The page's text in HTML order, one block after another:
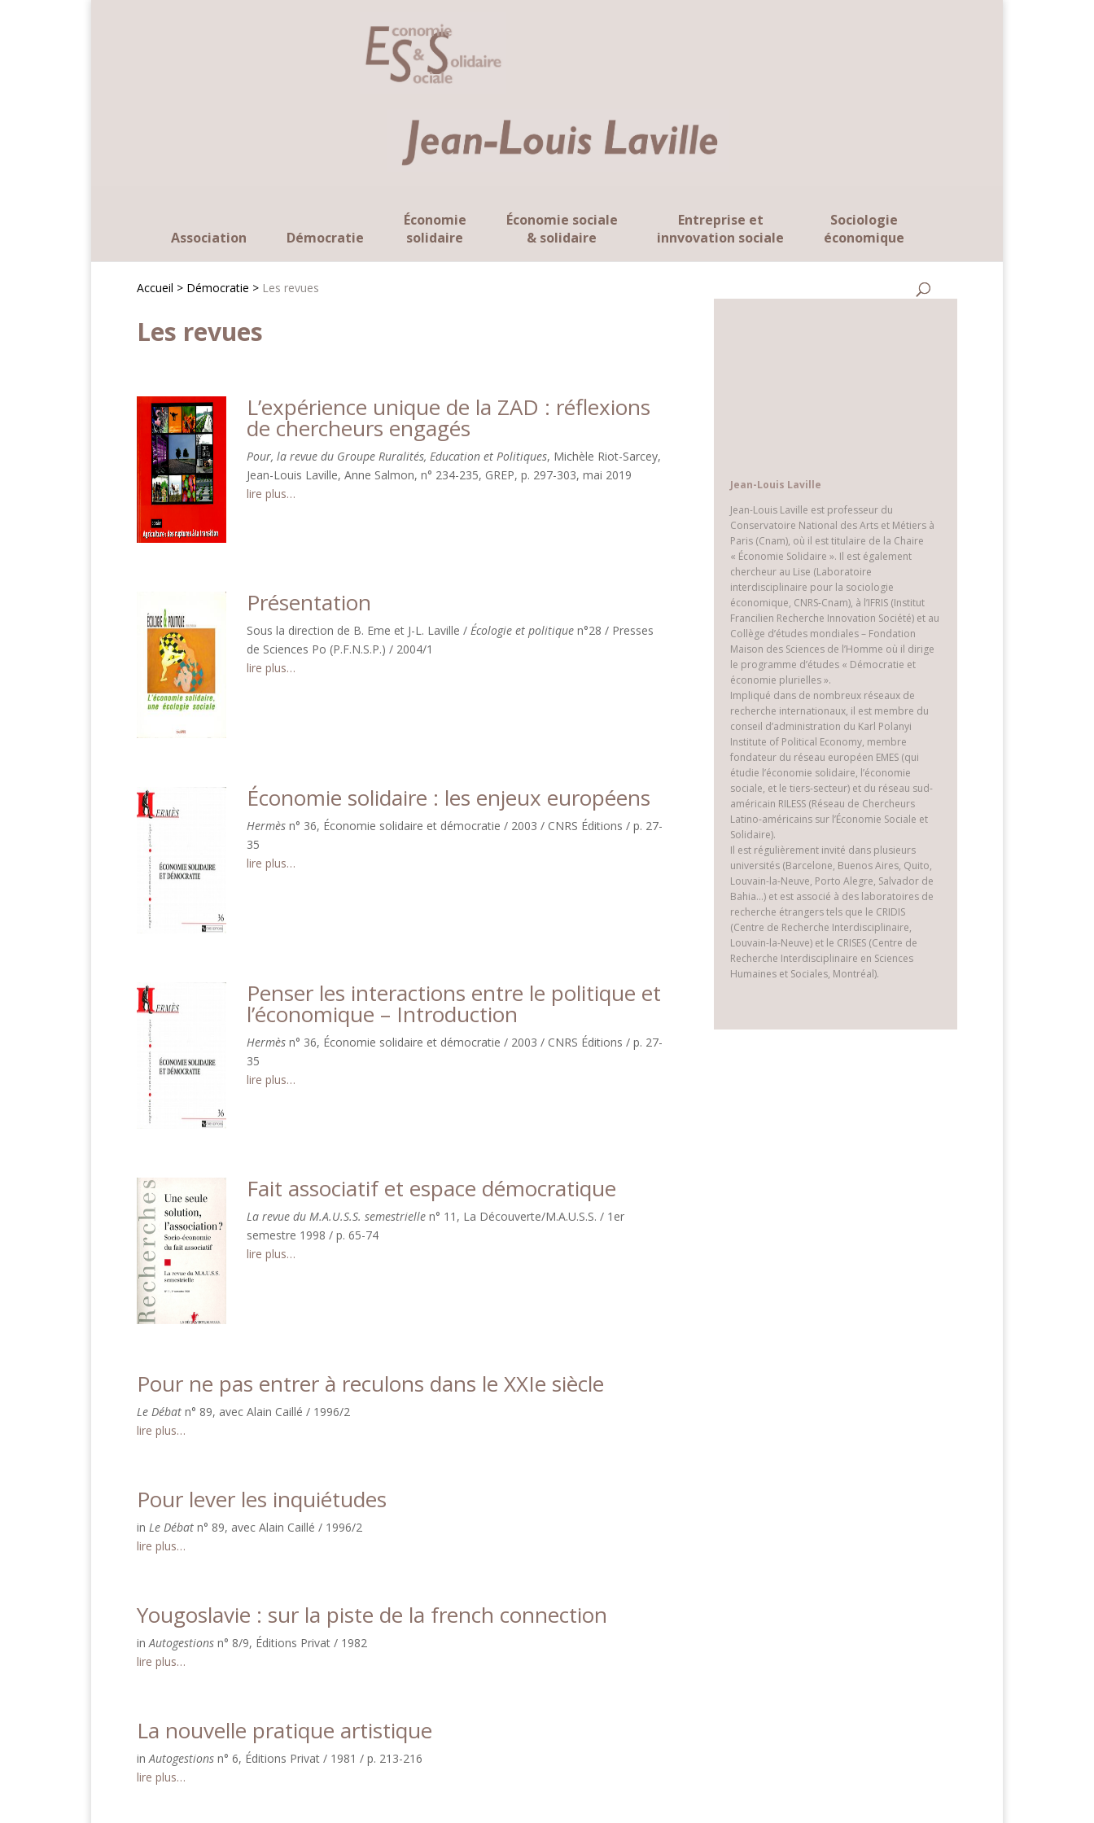
Association Démocratie
Économie
solidaire
Économie sociale
& solidaire
Entreprise et
innvovation sociale
Sociologie
économique
Accueil > Démocratie > Les revues
Les revues
L’expérience unique de la ZAD : réflexions
de chercheurs engagés
Pour, la revue du Groupe Ruralités, Education et Politiques, Michèle Riot-Sarcey,
Jean-Louis Laville, Anne Salmon, n° 234-235, GREP, p. 297-303, mai 2019
lire plus…
Présentation
Sous la direction de B. Eme et J-L. Laville / Écologie et politique n°28 / Presses
de Sciences Po (P.F.N.S.P.) / 2004/1
lire plus…
Économie solidaire : les enjeux européens
Hermès n° 36, Économie solidaire et démocratie / 2003 / CNRS Éditions / p. 27-
35
lire plus…
Penser les interactions entre le politique et
l’économique – Introduction
Hermès n° 36, Économie solidaire et démocratie / 2003 / CNRS Éditions / p. 27-
35
lire plus…
Fait associatif et espace démocratique
La revue du M.A.U.S.S. semestrielle n° 11, La Découverte/M.A.U.S.S. / 1er
semestre 1998 / p. 65-74
lire plus…
Pour ne pas entrer à reculons dans le XXIe siècle
Le Débat n° 89, avec Alain Caillé / 1996/2
lire plus…
Pour lever les inquiétudes
in Le Débat n° 89, avec Alain Caillé / 1996/2
lire plus…
Yougoslavie : sur la piste de la french connection
inAutogestions n° 8/9, Éditions Privat / 1982
lire plus…
La nouvelle pratique artistique
inAutogestions n° 6, Éditions Privat / 1981 / p. 213-216
lire plus…
Jean-Louis Laville
Jean-Louis Laville est professeur du
Conservatoire National des Arts et Métiers à
Paris (Cnam), où il est titulaire de la Chaire
« Économie Solidaire ». Il est également
chercheur au Lise (Laboratoire
interdisciplinaire pour la sociologie
économique, CNRS-Cnam), à l’IFRIS (Institut
Francilien Recherche Innovation Société) et au
Collège d’études mondiales – Fondation
Maison des Sciences de l’Homme où il dirige
le programme d’études « Démocratie et
économie plurielles ».
Impliqué dans de nombreux réseaux de
recherche internationaux, il est membre du
conseil d’administration du Karl Polanyi
Institute of Political Economy, membre
fondateur du réseau européen EMES (qui
étudie l’économie solidaire, l’économie
sociale, et le tiers-secteur) et du réseau sud-
américain RILESS (Réseau de Chercheurs
Latino-américains sur l’Économie Sociale et
Solidaire).
Il est régulièrement invité dans plusieurs
universités (Barcelone, Buenos Aires, Quito,
Louvain-la-Neuve, Porto Alegre, Salvador de
Bahia…) et est associé à des laboratoires de
recherche étrangers tels que le CRIDIS
(Centre de Recherche Interdisciplinaire,
Louvain-la-Neuve) et le CRISES (Centre de
Recherche Interdisciplinaire en Sciences
Humaines et Sociales, Montréal).